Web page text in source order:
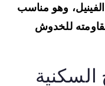
وهو مناسب
للخدوش